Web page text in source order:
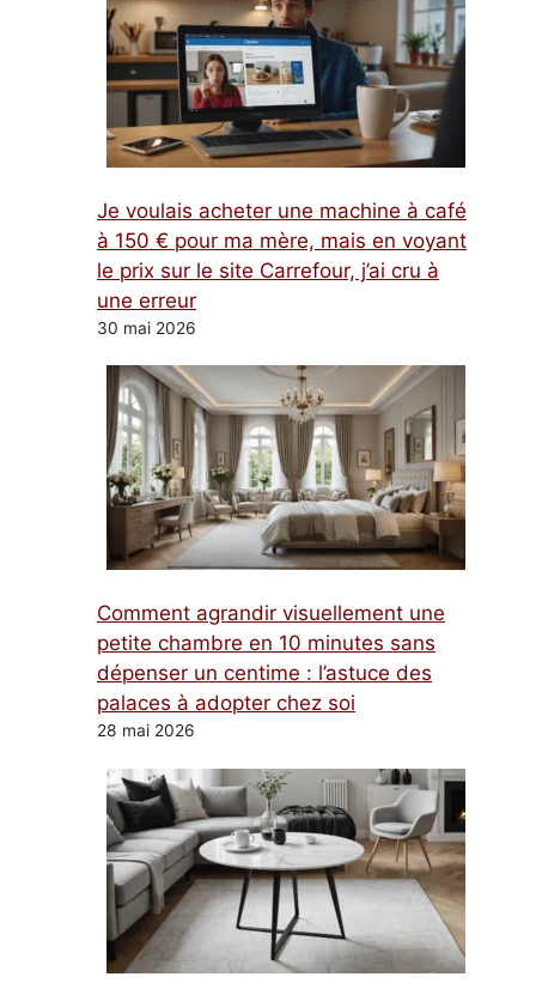
Je voulais acheter une machine à café
à 150 € pour ma mère, mais en voyant
le prix sur le site Carrefour, j’ai cru à
une erreur
30 mai 2026
Comment agrandir visuellement une
petite chambre en 10 minutes sans
dépenser un centime : l’astuce des
palaces à adopter chez soi
28 mai 2026